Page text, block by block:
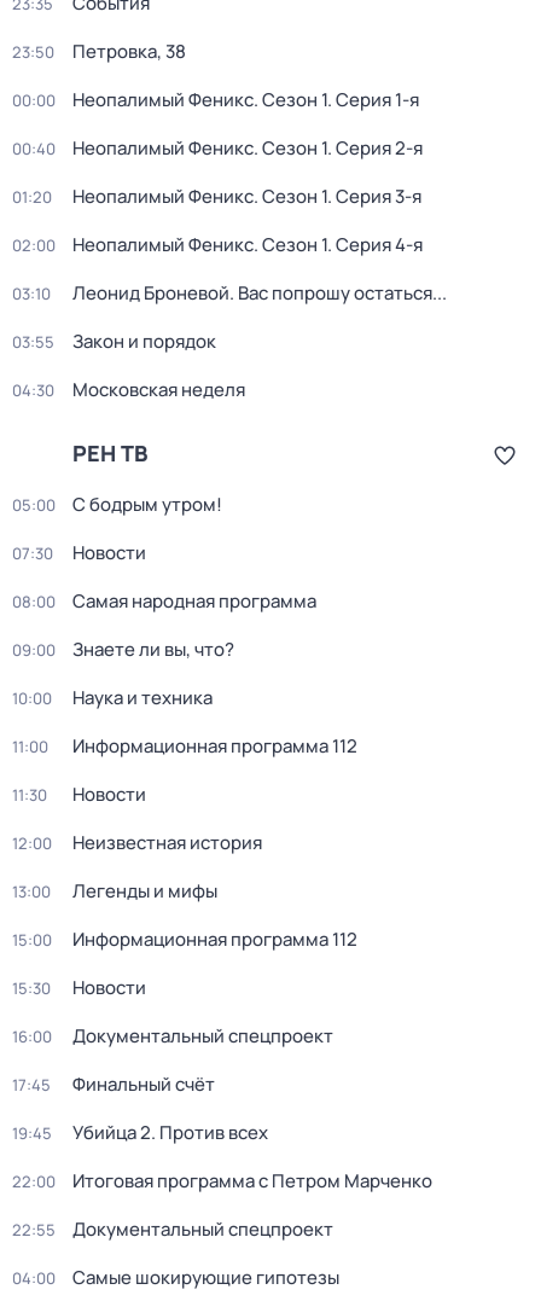
23:50 Петровка, 38
00:00 Неопалимый Феникс. Сезон 1. Серия 1-я
00:40 Неопалимый Феникс. Сезон 1. Серия 2-я
01:20 Неопалимый Феникс. Сезон 1. Серия 3-я
02:00 Неопалимый Феникс. Сезон 1. Серия 4-я
03:10 Леонид Броневой. Вас попрошу остаться...
03:55 Закон и порядок
04:30 Московская неделя
РЕН ТВ
05:00 С бодрым утром!
07:30 Новости
08:00 Самая народная программа
09:00 Знаете ли вы, что?
10:00 Наука и техника
11:00 Информационная программа 112
11:30 Новости
12:00 Неизвестная история
13:00 Легенды и мифы
15:00 Информационная программа 112
15:30 Новости
16:00 Документальный спецпроект
17:45 Финальный счёт
19:45 Убийца 2. Против всех
22:00 Итогoвая программа с Петрoм Марченко
22:55 Документальный спецпроект
04:00 Самые шoкиpующие гипотезы